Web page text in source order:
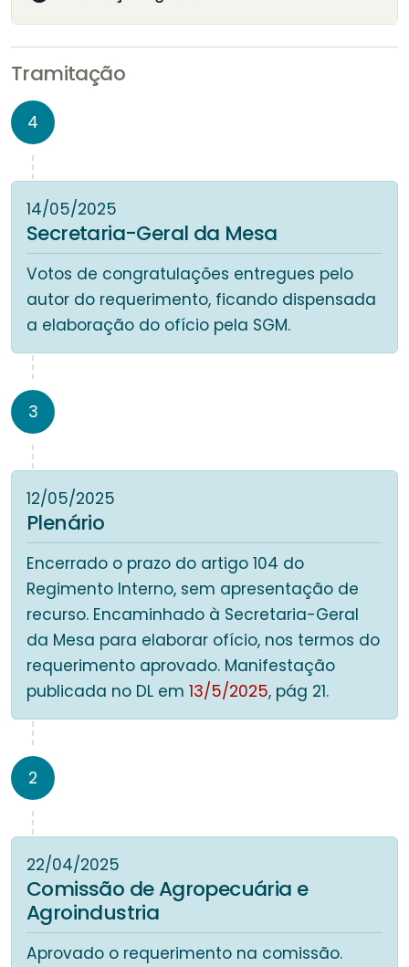
Tramitação
4
14/05/2025
Secretaria-Geral da Mesa
Votos de congratulações entregues pelo
autor do requerimento, ficando dispensada
a elaboração do ofício pela SGM.
3
12/05/2025
Plenário
Encerrado o prazo do artigo 104 do
Regimento Interno, sem apresentação de
recurso. Encaminhado à Secretaria-Geral
da Mesa para elaborar ofício, nos termos do
requerimento aprovado. Manifestação
publicada no DL em 13/5/2025, pág 21.
2
22/04/2025
Comissão de Agropecuária e
Agroindustria
Aprovado o requerimento na comissão.